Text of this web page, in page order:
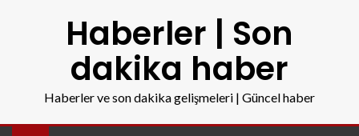
Haberler | Son
dakika haber
Haberler ve son dakika gelişmeleri | Güncel haber